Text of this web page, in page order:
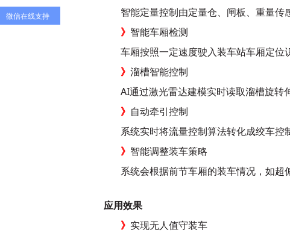
微信在线支持
智能定量控制由定量仓、闸板、重量
》 智能车厢检测
车厢按照一定速度驶入装车站车厢定
》 溜槽智能控制
AI通过激光雷达建模实时读取溜槽旋转
》 自动牵引控制
系统实时将流量控制算法转化成绞车控
》 智能调整装车策略
系统会根据前节车厢的装车情况，如超
应用效果
》 实现无人值守装车